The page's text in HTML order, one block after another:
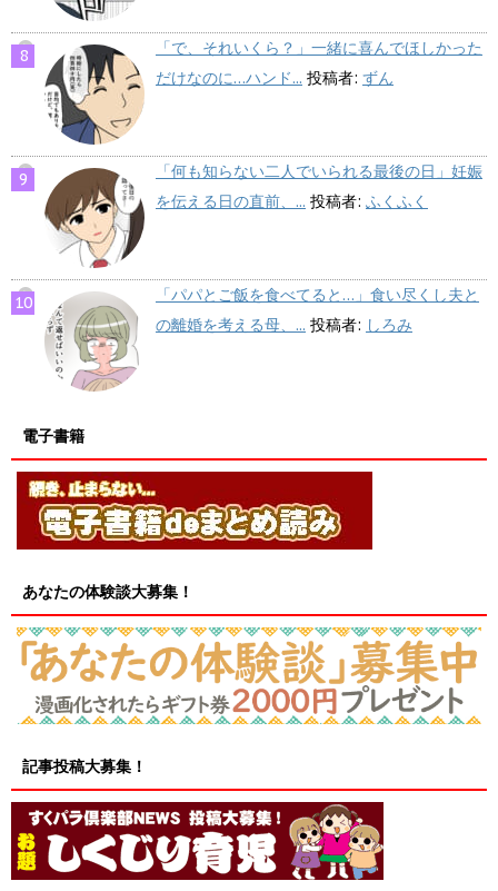
「で、それいくら？」一緒に喜んでほしかった
だけなのに…ハンド... 投稿者: ずん
「何も知らない二人でいられる最後の日」妊娠
を伝える日の直前、... 投稿者: ふくふく
「パパとご飯を食べてると…」食い尽くし夫と
の離婚を考える母、... 投稿者: しろみ
電子書籍
あなたの体験談大募集！
記事投稿大募集！